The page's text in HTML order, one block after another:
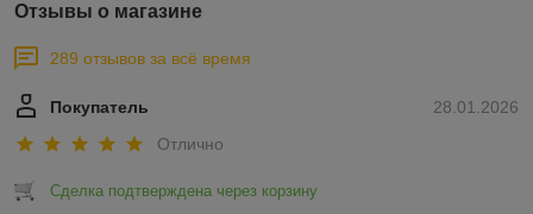
Отзывы о магазине
289 отзывов за всё время
28.01.2026
Покупатель
Отлично
Сделка подтверждена через корзину